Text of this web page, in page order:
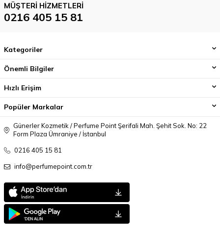
MÜŞTERI HIZMETLERI
0216 405 15 81
Kategoriler
Önemli Bilgiler
Hızlı Erişim
Popüler Markalar
Günerler Kozmetik / Perfume Point Şerifali Mah. Şehit Sok. No: 22
Form Plaza Ümraniye / İstanbul
0216 405 15 81
info@perfumepoint.com.tr